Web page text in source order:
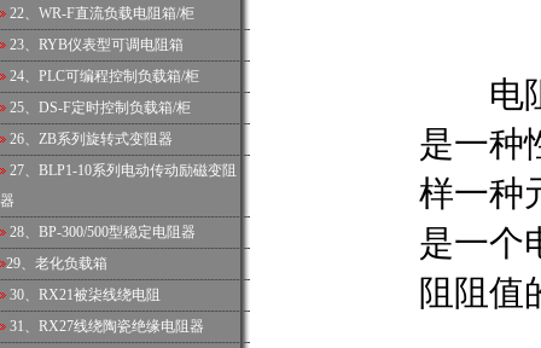
22、 WR-F直流负载电阻箱/柜
23、 RYB仪表型可调电阻箱
24、 PLC可编程控制负载箱/柜
25、 DS-F定时控制负载箱/柜
26、 ZB系列旋转式变阻器
27、 BLP1-10系列电动传动励磁变阻
器
28、 BP-300/500型稳定电阻器
29、 老化负载箱
30、 RX21被柒线绕电阻
31、 RX27线绕陶瓷绝缘电阻器
电阻
是一种
样一种
是一个
阻阻值